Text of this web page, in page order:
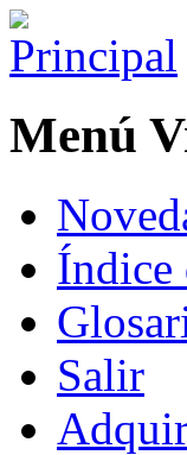
Menú
Índice
Salir